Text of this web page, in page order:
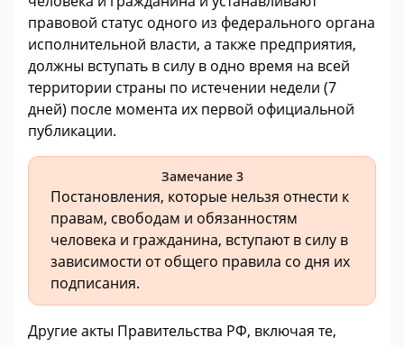
правовой статус одного из федерального органа
исполнительной власти, а также предприятия,
должны вступать в силу в одно время на всей
территории страны по истечении недели (7
дней) после момента их первой официальной
публикации.
Замечание 3
Постановления, которые нельзя отнести к
правам, свободам и обязанностям
человека и гражданина, вступают в силу в
зависимости от общего правила со дня их
подписания.
Другие акты Правительства РФ, включая те,